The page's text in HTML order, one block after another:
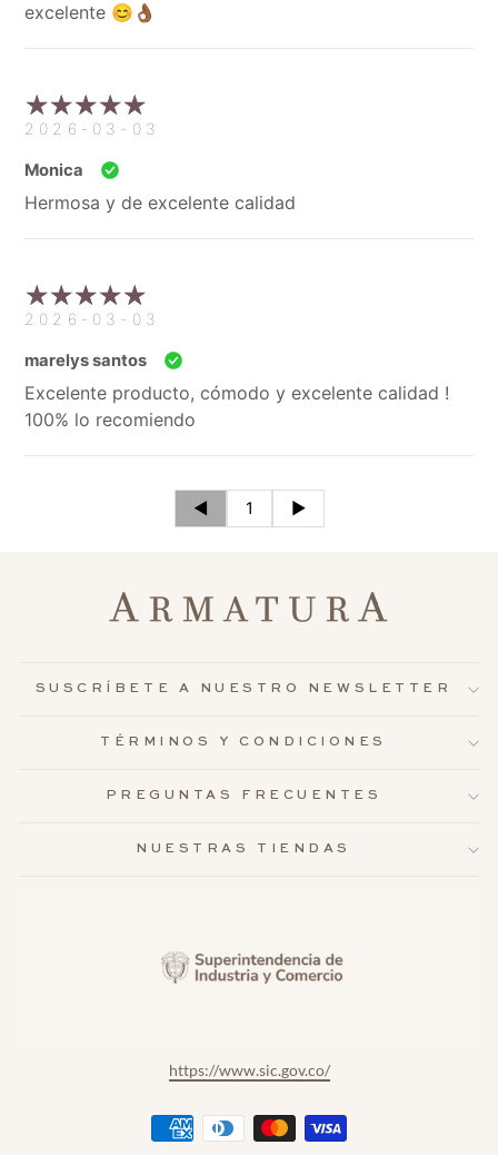
excelente 😊👌🏾
2026-03-03
Monica
Hermosa y de excelente calidad
2026-03-03
marelys santos
Excelente producto, cómodo y excelente calidad !
100% lo recomiendo
◄ 1 ►
SUSCRÍBETE A NUESTRO NEWSLETTER
TÉRMINOS Y CONDICIONES
PREGUNTAS FRECUENTES
NUESTRAS TIENDAS
https://www.sic.gov.co/